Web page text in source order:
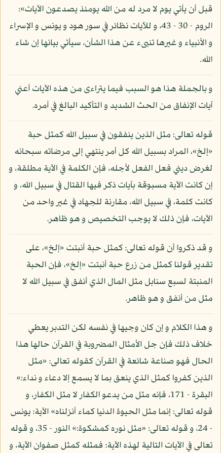
قبل أن يأتي يوم لا مرد له من الله يومئذ يصدعون الآيات»:
الروم - 30 - 43، و للآيات نظائر في سور هود و يونس و الإسراء
و الأنبياء و غيرها تنبىء عن هذا الشأن، سيأتي بيانها إن شاء
الله.
و بالجملة هذا هو السبب فيما يتراءى من هذه الآيات أعني
آيات الإنفاق من الحث الشديد و التأكيد البالغ في أمره.
قوله تعالى: مثل الذين ينفقون في سبيل الله كمثل حبة
«إلخ»، المراد بسبيل الله كل أمر ينتهي إلى مرضاته سبحانه
لغرض ديني فعل الفعل لأجله، فإن الكلمة في الآية مطلقة، و
إن كانت الآية مسبوقة بآيات ذكر فيها القتال في سبيل الله، و
كانت كلمة، في سبيل الله، مقارنة للجهاد في غير واحد من
الآيات، فإن ذلك لا يوجب التخصيص و هو ظاهر.
و قد ذكروا أن قوله تعالى: كمثل حبة أنبتت «إلخ»، على
تقدير قولنا كمثل من زرع حبة أنبتت «إلخ»، فإن الحبة
المنبتة لسبع سنابل مثل المال الذي أنفق في سبيل الله لا
مثل من أنفق و هو ظاهر.
و هذا الكلام و إن كان وجيها في نفسه لكن التدبر يعطي
خلاف ذلك فإن جل الأمثال المضروبة في القرآن حالها هذا
الحال فهو صناعة شائعة في القرآن كقوله تعالى: «مثل
الذين كفروا كمثل الذي ينعق بما لا يسمع إلا دعاء و نداء:»
البقرة - 171، فإنه مثل من يدعو الكفار لا مثل الكفار، و
قوله تعالى: إنما مثل الحيوة الدنيا كماء أنزلناه» الآية: يونس
- 24، و قوله تعالى: «مثل نوره كمشكوة:» النور - 35، و قوله
تعالى في الآيات التالية لهذه الآية: فمثله كمثل صفوان الآية، و